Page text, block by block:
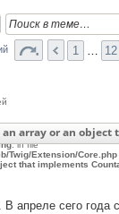
1 12
: in file
Twig/Extension/Core.php
that implements
array or an
В апреле сего года